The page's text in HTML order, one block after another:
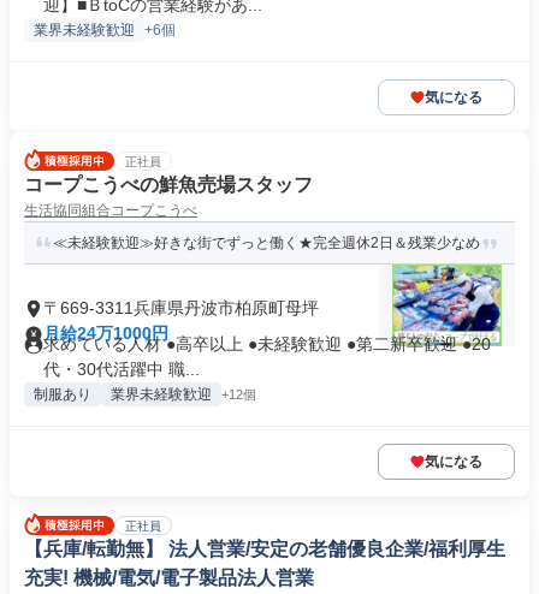
迎】■ＢtoCの営業経験があ...
業界未経験歓迎 +6個
気になる
正社員
コープこうべの鮮魚売場スタッフ
生活協同組合コープこうべ
≪未経験歓迎≫好きな街でずっと働く★完全週休2日＆残業少なめ
〒669-3311兵庫県丹波市柏原町母坪
月給24万1000円
求めている人材 ●高卒以上 ●未経験歓迎 ●第二新卒歓迎 ●20
代・30代活躍中 職...
制服あり 業界未経験歓迎 +12個
気になる
正社員
【兵庫/転勤無】 法人営業/安定の老舗優良企業/福利厚生
充実! 機械/電気/電子製品法人営業